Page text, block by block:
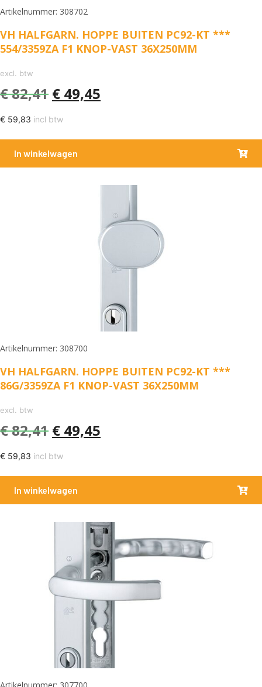
Artikelnummer: 308702
VH HALFGARN. HOPPE BUITEN PC92-KT ***
554/3359ZA F1 KNOP-VAST 36X250MM
excl. btw
€82,41 € 49,45
€ 59,83 incl btw
In winkelwagen
Artikelnummer: 308700
VH HALFGARN. HOPPE BUITEN PC92-KT ***
86G/3359ZA F1 KNOP-VAST 36X250MM
excl. btw
€82,41 € 49,45
€ 59,83 incl btw
In winkelwagen